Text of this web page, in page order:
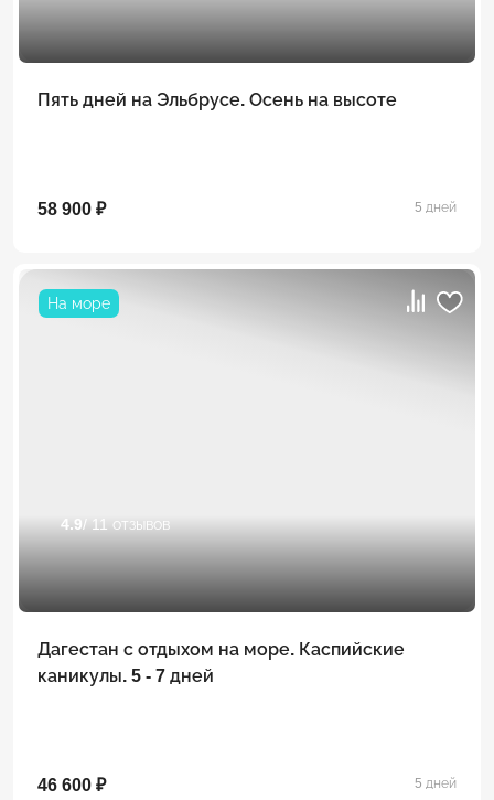
Пять дней на Эльбрусе. Осень на высоте
58 900 ₽ 5 дней
На море
4.9 / 11 отзывов
Дагестан с отдыхом на море. Каспийские
каникулы. 5 - 7 дней
46 600 ₽ 5 дней